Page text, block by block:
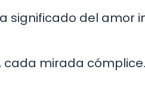
significado del amor
mirada